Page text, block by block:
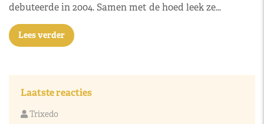
debuteerde in 2004. Samen met de hoed leek ze…
Lees verder
Laatste reacties
Trixedo